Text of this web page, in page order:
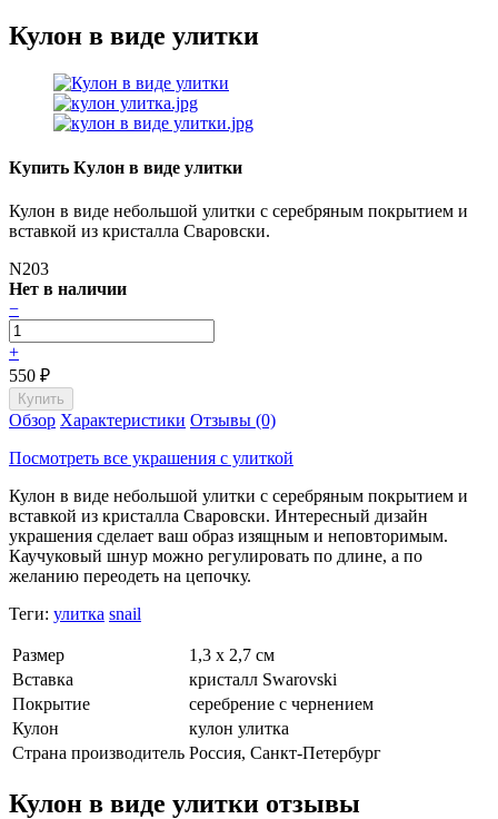
Кулон в виде улитки
Купить Кулон в виде улитки
Кулон в виде небольшой улитки с серебряным покрытием и
вставкой из кристалла Сваровски.
N203
Нет в наличии
−
+
550 ₽
Обзор Характеристики Отзывы (0)
Посмотреть все украшения с улиткой
Кулон в виде небольшой улитки с серебряным покрытием и
вставкой из кристалла Сваровски. Интересный дизайн
украшения сделает ваш образ изящным и неповторимым.
Каучуковый шнур можно регулировать по длине, а по
желанию переодеть на цепочку.
Теги: улитка snail
Размер
1,3 х 2,7 см
Вставка
кристалл Swarovski
Покрытие
серебрение с чернением
Кулон
кулон улитка
Страна производитель Россия, Санкт-Петербург
Кулон в виде улитки отзывы